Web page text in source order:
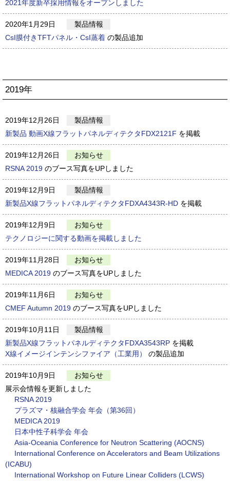
2021年度新卒採用情報をオープンしました
2020年1月29日
製品情報
CsI膜付きTFTパネル・CsI蒸着 の製品追加
2019年
2019年12月26日
製品情報
新製品 動画X線フラットパネルディテクタFDX2121F を掲載
2019年12月26日
お知らせ
RSNA 2019 のブース写真をUPしました
2019年12月9日
製品情報
新製品X線フラットパネルディテクタFDXA4343R-HD を掲載
2019年12月9日
お知らせ
テクノロジーに関する動画を掲載しました
2019年11月28日
お知らせ
MEDICA 2019 のブース写真をUPしました
2019年11月6日
お知らせ
CMEF Autumn 2019 のブース写真をUPしました
2019年10月11日
製品情報
新製品X線フラットパネルディテクタFDXA3543RP を掲載
X線イメージインテンシファイア（工業用）
の製品追加
2019年10月9日
お知らせ
展示会情報を更新しました
RSNA 2019
プラズマ・核融合学会 年会（第36回）
MEDICA 2019
日本中性子科学会 年会
Asia-Oceania Conference for Neutron Scattering (AOCNS)
International Conference on Accelerators and Beam Utilizations
(ICABU)
International Workshop on Future Linear Colliders (LCWS)